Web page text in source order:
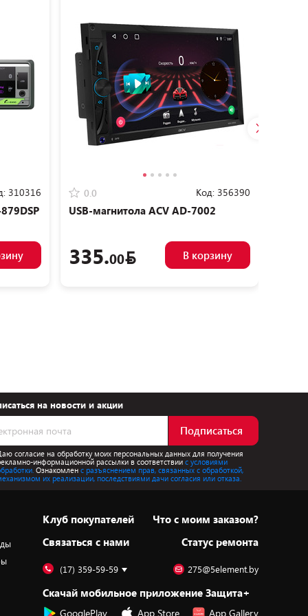
310316 0.0 Код: 356390
USB-магнитола ACV AD-7002
335.00 В корзину
на новости и акции
Подписаться
согласие на обработку моих персональных данных для получения
информационной рассылки в соответствиис условиями
Ознакомлен с разъяснением прав, связанных с обработкой,
их реализации, последствиями дачи согласия или отказа.
Клуб покупателей
Cвязаться с нами
Что с моим заказом?
Статус ремонта
(17) 359-59-59 275@5element.by
Скачай мобильное приложение Защита+
GooglePlay App Store App Gallery